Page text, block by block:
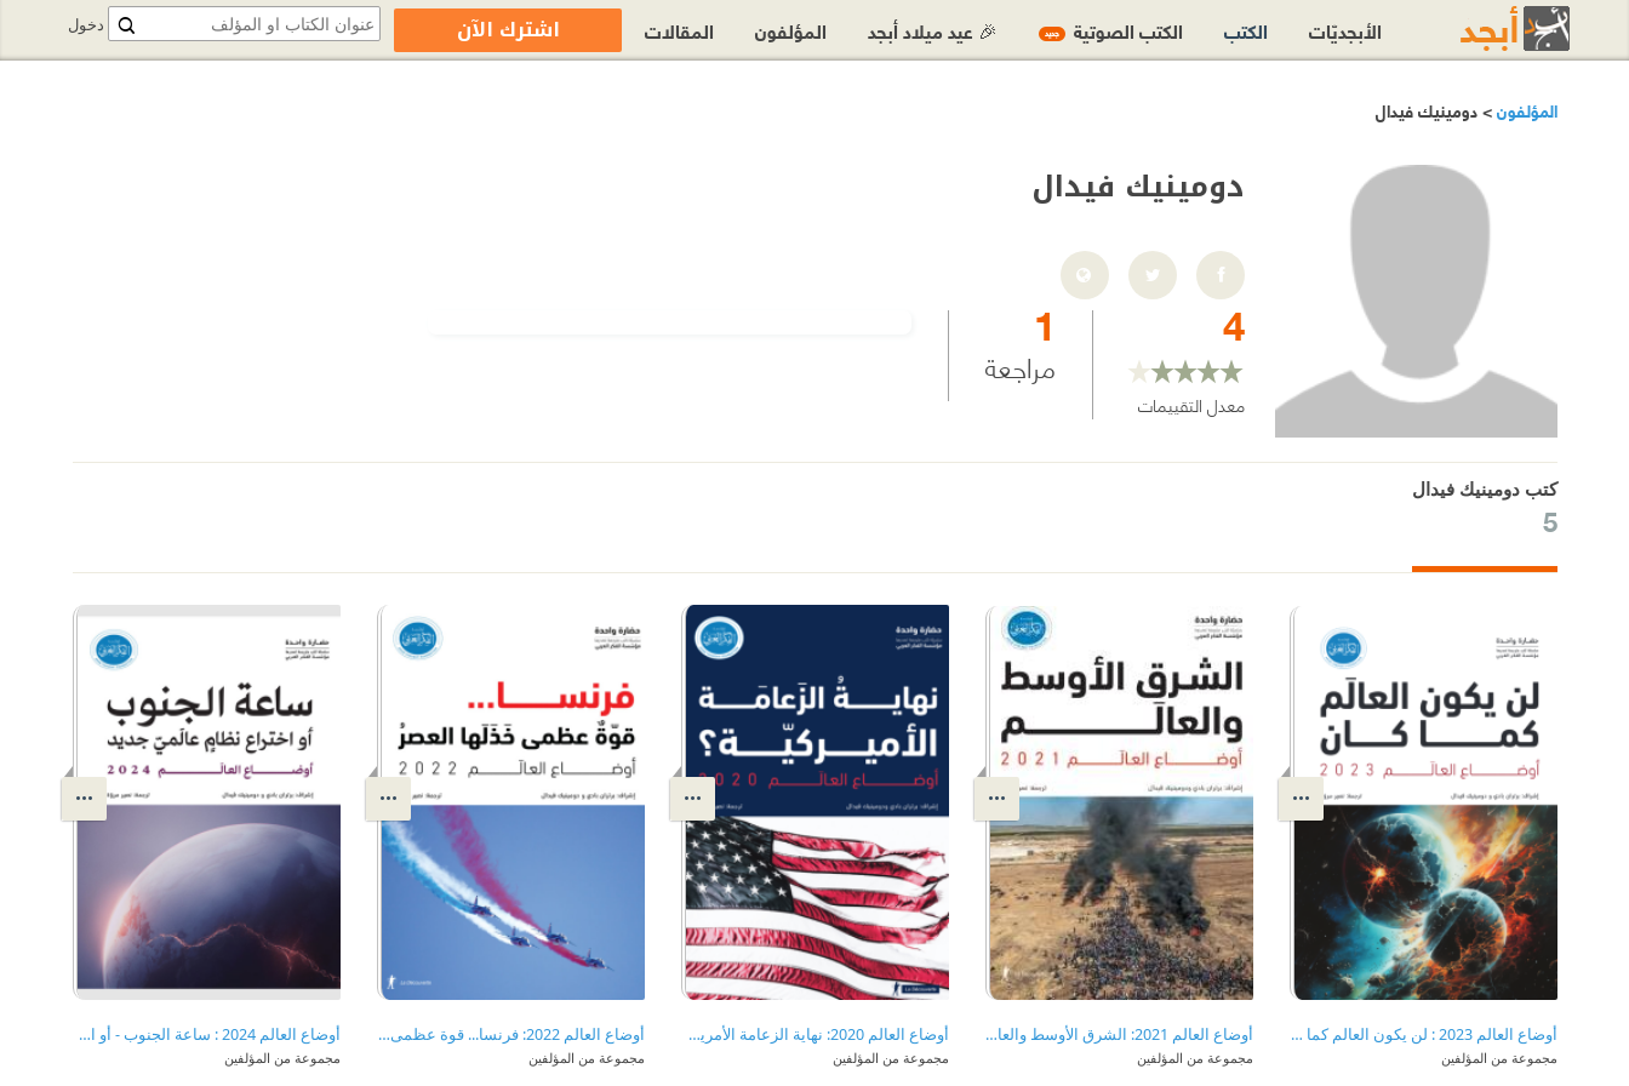
المؤلفون> دومينيك فيدال
دومينيك فيدال
4
معدل التقييمات
1
مراجعة
كتب دومينيك فيدال
5
أوضاع العالم 2023 : لن يكون العالم كما كان
مجموعة من المؤلفين
أوضاع العالم 2021: الشرق الأوسط والعالم
مجموعة من المؤلفين
أوضاع العالم 2020: نهاية الزعامة الأمريكية؟
مجموعة من المؤلفين
أوضاع العالم 2022: فرنسا... قوة عظمى خذلها العصر
مجموعة من المؤلفين
أوضاع العالم 2024 : ساعة الجنوب - أو اختراع نظام عالمي جديد
مجموعة من المؤلفين
دخول الأبجديّات الكتب الكتب الصوتية جديد 🎉 عيد ميلاد أبجد المؤلفون المقالات اشترك الآن